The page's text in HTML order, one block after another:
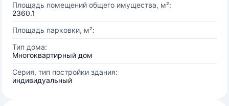
Площадь помещений общего имущества, м²:
2360.1
Площадь парковки, м²:
Тип дома:
Многоквартирный дом
Серия, тип постройки здания:
индивидуальный